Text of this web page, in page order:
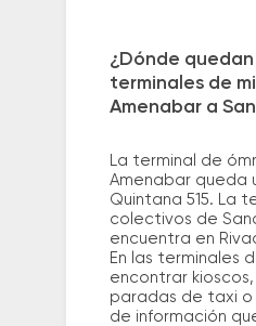
¿Dónde quedan
terminales de
Amenabar a
La terminal de
Amenabar queda
Quintana 515. La
colectivos de
encuentra en
En las terminales
encontrar
paradas de taxi o
de información